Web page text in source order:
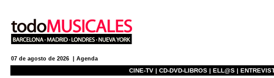
07 de agosto de 2026 | Agenda
CINE-TV | CD-DVD-LIBROS | ELL@S |